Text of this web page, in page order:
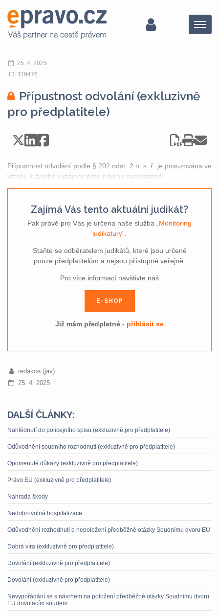
Menu
25. 4. 2025
ID: 119476
Přípustnost odvolání (exkluzivně
pro předplatitele)
Přípustnost odvolání podle § 202 odst. 2 o. s. ř. je posuzována ve
vztahu k žalobě i vzájemnému návrhu samostatně.
Zajímá Vás tento aktuální judikát?
Pak právě pro Vás je určena naše služba „ Monitoring
judikatury“.
Staňte se odběratelem judikátů, které jsou určené
pouze předplatitelům a nejsou přístupné veřejně.
Pro více informací navštivte náš
E-SHOP
Již mám předplatné - přihlásit se
redakce (jav)
25. 4. 2025
DALŠÍ ČLÁNKY:
Nahlédnutí do policejního spisu (exkluzivně pro předplatitele)
Odůvodnění soudního rozhodnutí (exkluzivně pro předplatitele)
Opomenuté důkazy (exkluzivně pro předplatitele)
Právo EU (exkluzivně pro předplatitele)
Náhrada škody
Nedobrovolná hospitalizace
Odůvodnění rozhodnutí o nepoložení předběžné otázky Soudnímu dvoru EU
Dobrá víra (exkluzivně pro předplatitele)
Dovolání (exkluzivně pro předplatitele)
Dovolání (exkluzivně pro předplatitele)
Nevypořádání se s návrhem na položení předběžné otázky Soudnímu dvoru
EU dovolacím soudem